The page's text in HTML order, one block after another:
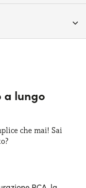
a lungo
che mai! Sai